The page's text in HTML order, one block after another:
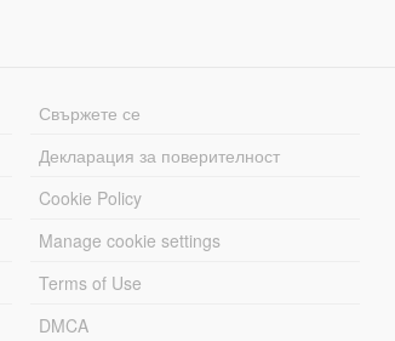
Свържете се
Декларация за поверителност
Cookie Policy
Manage cookie settings
Terms of Use
DMCA